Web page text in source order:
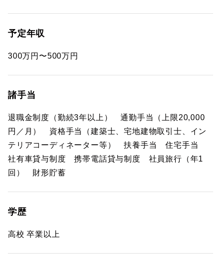
予定年収
300万円〜500万円
諸手当
退職金制度（勤続3年以上） 通勤手当（上限20,000
円／月） 資格手当（建築士、宅地建物取引士、イン
テリアコーディネーター等） 扶養手当 住宅手当
社有車貸与制度 携帯電話貸与制度 社員旅行（年1
回） 財形貯蓄
学歴
高校 卒業以上